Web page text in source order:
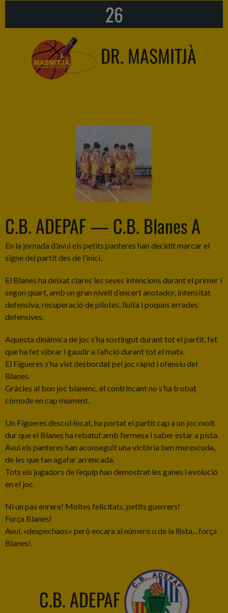
26
DR. MASMITJÀ
C.B. ADEPAF — C.B. Blanes A
En la jornada d’avui els petits panteres han decidit marcar el
signe del partit des de l’inici.
El Blanes ha deixat clares les seves intencions durant el primer i
segon quart, amb un gran nivell d’encert anotador, intensitat
defensiva, recuperació de pilotes, lluita i poques errades
defensives.
Aquesta dinàmica de joc s’ha sostingut durant tot el partit, fet
que ha fet vibrar i gaudir a l’afició durant tot el matx.
El Figueres s’ha vist desbordat pel joc ràpid i ofensiu del
Blanes.
Gràcies al bon joc blanenc, el contrincant no s’ha trobat
còmode en cap moment.
Un Figueres descol·locat, ha portat el partit cap a un joc molt
dur que el Blanes ha rebatut amb fermesa i saber estar a pista.
Avui els panteres han aconseguit una victòria ben merescuda,
de les que fan agafar arrencada.
Tots els jugadors de l’equip han demostrat les ganes i evolució
en el joc.
Ni un pas enrere! Moltes felicitats, petits guerrers!
Força Blanes!
Avui, «despechaos» però encara al número u de la llista…força
Blanes!
C.B. ADEPAF